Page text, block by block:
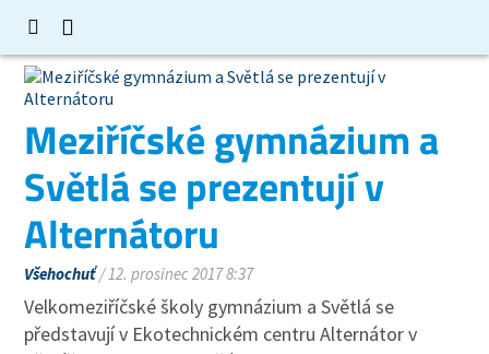
Meziříčské gymnázium a
Světlá se prezentují v
Alternátoru
Všehochuť/ 12. prosinec 2017 8:37
Velkomeziříčské školy gymnázium a Světlá se
představují v Ekotechnickém centru Alternátor v